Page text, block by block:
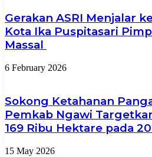
Gerakan ASRI Menjalar
Kota Ika Puspitasari
Massal
6 February 2026
Sokong Ketahanan
Pemkab Ngawi
169 Ribu Hektare pada
15 May 2026